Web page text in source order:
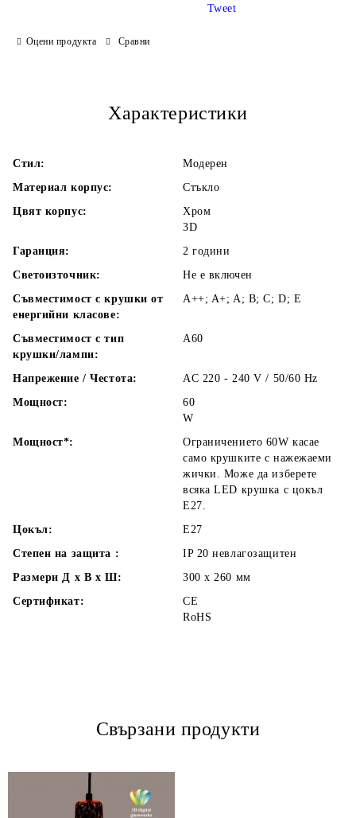
Оцени продукта Сравни
Tweet
Характеристики
Стил:
Модерен
Материал корпус:
Стъкло
Цвят корпус:
Хром
3D
Гаранция:
2 години
Светоизточник:
Не е включен
Съвместимост с крушки от
енергийни класове:
A++; A+; A; B; C; D; E
Съвместимост с тип
крушки/лампи:
А60
Напрежение / Честота:
AC 220 - 240 V / 50/60 Hz
Мощност:
60
W
Мощност*:
Ограничението 60W касае
само крушките с нажежаеми
жички. Може да изберете
всяка LED крушка с цокъл
Е27.
Цокъл:
E27
Степен на защита :
IP 20 невлагозащитен
Размери Д х В х Ш:
300 х 260 мм
Сертификат:
CE
RoHS
Свързани продукти